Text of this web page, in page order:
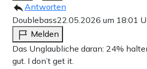
Antworten
Doublebass22.05.2026 um 18:01
Melden
Das Unglaubliche daran: 24%
gut. I don’t get it.